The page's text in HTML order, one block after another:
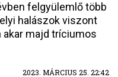
felgyülemlő több
halászok viszont
akar majd tríciumos
2023. MÁRCIUS 25. 22:42